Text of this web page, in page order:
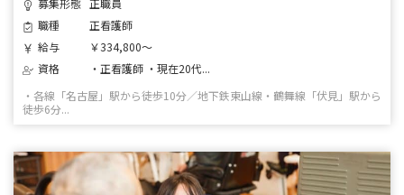
募集形態 正職員
職種
正看護師
給与
￥334,800～
資格
・正看護師 ・現在20代...
・各線「名古屋」駅から徒歩10分／地下鉄東山線・鶴舞線「伏見」駅から
徒歩6分...